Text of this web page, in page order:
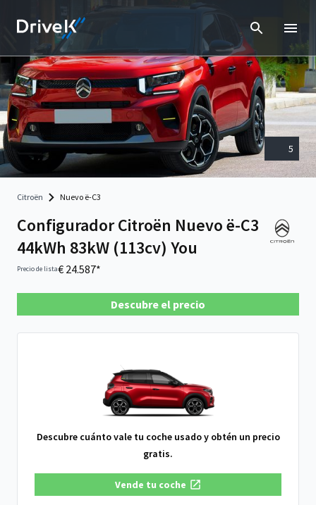
5
Citroën Nuevo ë-C3
Configurador Citroën Nuevo ë-C3
44kWh 83kW (113cv) You
Precio de lista€ 24.587*
Descubre el precio
Descubre cuánto vale tu coche usado y obtén un precio
gratis.
Vende tu coche